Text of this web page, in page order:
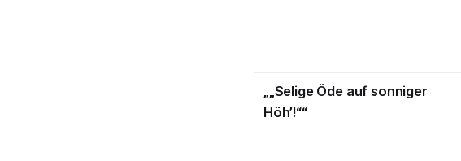
„„Selige Öde auf sonniger
Höh’!““